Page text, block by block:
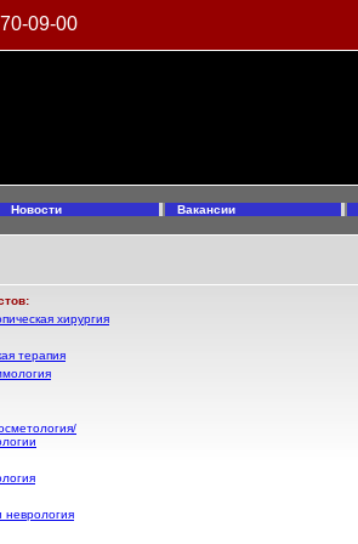
09-00
Новости Вакансии
хирургия
терапия
неврология